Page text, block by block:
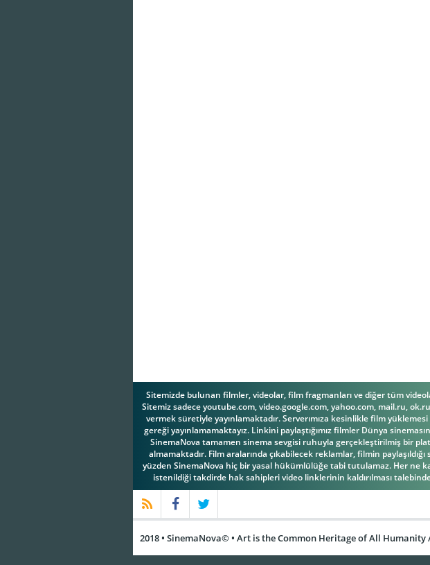
Sitemizde bulunan filmler, videolar, film fragmanları ve diğer tüm
Sitemiz sadece youtube.com, video.google.com, yahoo.com, mail.ru,
vermek süretiyle yayınlamaktadır. Serverımıza kesinlikle film
gereği yayınlamamaktayız. Linkini paylaştığımız filmler Dünya
SinemaNova tamamen sinema sevgisi ruhuyla gerçekleştirilmiş bir
almamaktadır. Film aralarında çıkabilecek reklamlar, filmin
yüzden SinemaNova hiç bir yasal hükümlülüğe tabi tutulamaz. Her ne
istenildiği takdirde hak sahipleri video linklerinin kaldırılması
2018 • SinemaNova© • Art is the Common Heritage of All Humanity